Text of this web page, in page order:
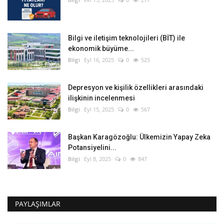
Bilgi ve iletişim teknolojileri (BİT) ile
ekonomik büyüme...
Bilgi Eyl 16, 2025 0 525
Depresyon ve kişilik özellikleri arasındaki
ilişkinin incelenmesi
Bilgi Eyl 15, 2025 0 567
Başkan Karagözoğlu: Ülkemizin Yapay Zeka
Potansiyelini...
Bilgi Eyl 8, 2025 0 847
PAYLAŞIMLAR